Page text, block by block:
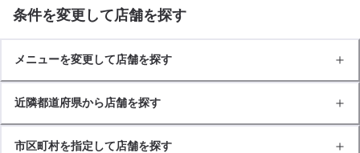
条件を変更して店舗を探す
メニューを変更して店舗を探す
近隣都道府県から店舗を探す
市区町村を指定して店舗を探す